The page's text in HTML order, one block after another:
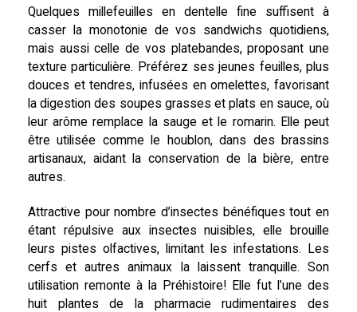
Quelques millefeuilles en dentelle fine suffisent à
casser la monotonie de vos sandwichs quotidiens,
mais aussi celle de vos platebandes, proposant une
texture particulière. Préférez ses jeunes feuilles, plus
douces et tendres, infusées en omelettes, favorisant
la digestion des soupes grasses et plats en sauce, où
leur arôme remplace la sauge et le romarin. Elle peut
être utilisée comme le houblon, dans des brassins
artisanaux, aidant la conservation de la bière, entre
autres.
Attractive pour nombre d’insectes bénéfiques tout en
étant répulsive aux insectes nuisibles, elle brouille
leurs pistes olfactives, limitant les infestations. Les
cerfs et autres animaux la laissent tranquille. Son
utilisation remonte à la Préhistoire! Elle fut l’une des
huit plantes de la pharmacie rudimentaires des